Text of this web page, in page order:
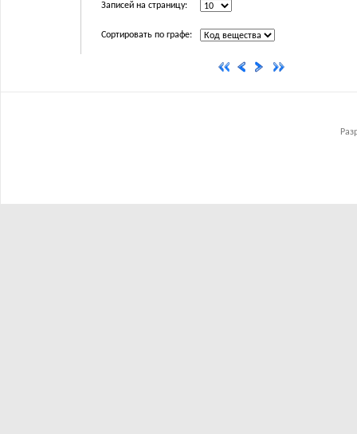
Записей на страницу:
Сортировать по графе: